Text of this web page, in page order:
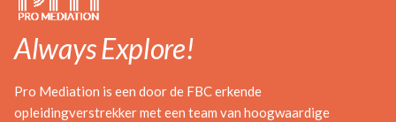
Always Explore!
Pro Mediation is een door de FBC erkende
opleidingverstrekker met een team van hoogwaardige